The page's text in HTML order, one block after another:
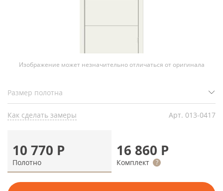
Изображение может незначительно отличаться от оригинала
Как сделать замеры Арт. 013-0417
10 770 Р
Полотно
16 860 Р
Комплект